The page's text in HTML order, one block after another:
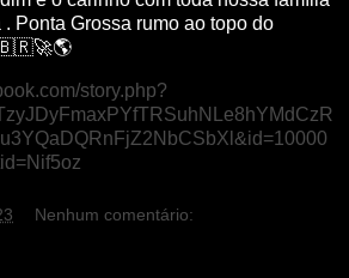
Ponta Grossa rumo ao topo do
story.php?
Nenhum comentário: